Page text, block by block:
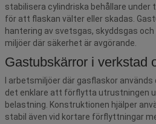
stabilisera cylindriska behållare under
för att flaskan välter eller skadas.
hantering av svetsgas, skyddsgas
miljöer där säkerhet är avgörande.
Gastubskärror i verkstad
I arbetsmiljöer där gasflaskor
det enklare att förflytta utrustningen
belastning. Konstruktionen hjälper
stabil även vid kortare förflyttningar